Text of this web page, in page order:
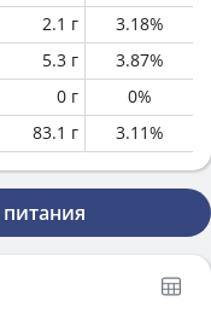
2.1 г 3.18%
5.3 г 3.87%
0 г 0%
83.1 г 3.11%